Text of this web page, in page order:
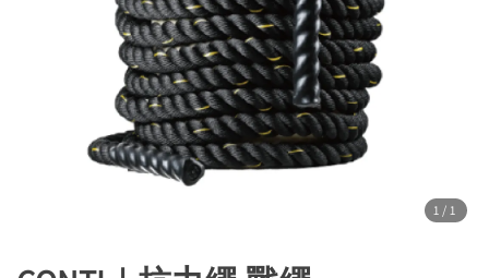
1 /1